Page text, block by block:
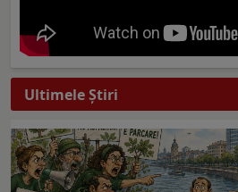
Ultimele Ştiri